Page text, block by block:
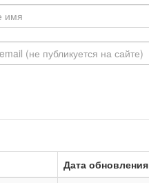
Дата обновления